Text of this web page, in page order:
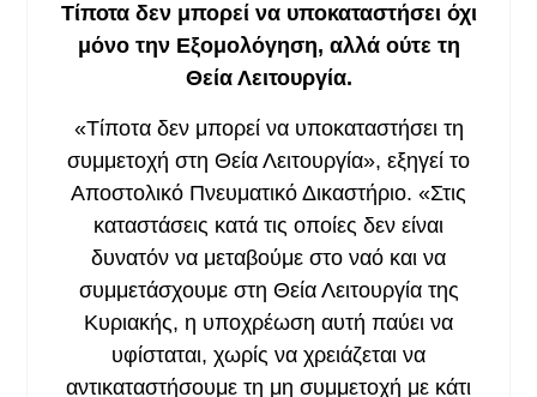
Τίποτα δεν μπορεί να υποκαταστήσει όχι
μόνο την Εξομολόγηση, αλλά ούτε τη
Θεία Λειτουργία.
«Τίποτα δεν μπορεί να υποκαταστήσει τη
συμμετοχή στη Θεία Λειτουργία», εξηγεί το
Αποστολικό Πνευματικό Δικαστήριο. «Στις
καταστάσεις κατά τις οποίες δεν είναι
δυνατόν να μεταβούμε στο ναό και να
συμμετάσχουμε στη Θεία Λειτουργία της
Κυριακής, η υποχρέωση αυτή παύει να
υφίσταται, χωρίς να χρειάζεται να
αντικαταστήσουμε τη μη συμμετοχή με κάτι